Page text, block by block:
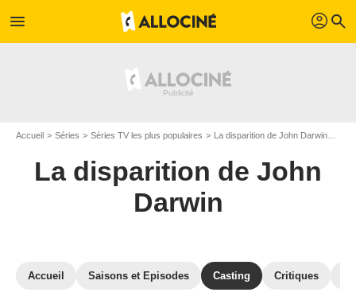
menu profil search
Accueil Séries Séries TV les plus populaires La disparition de John Darwin
La disparition de John
Darwin
Accueil Saisons et Episodes Casting Critiques